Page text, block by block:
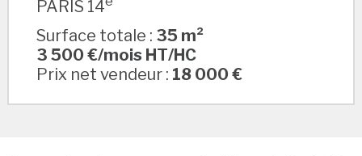
PARIS 14
Surface totale : 35 m²
3 500 €/mois HT/HC
Prix net vendeur : 18 000 €